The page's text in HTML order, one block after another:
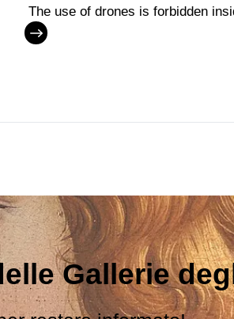
The use of drones is forbidden
Gallerie